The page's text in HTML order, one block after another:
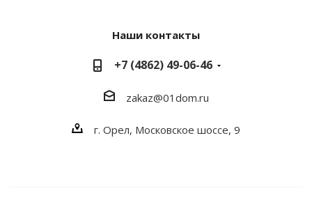
Наши контакты
+7 (4862) 49-06-46
zakaz@01dom.ru
г. Орел, Московское шоссе, 9